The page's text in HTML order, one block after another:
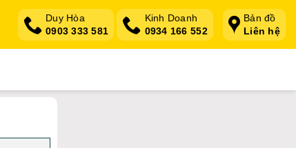
Duy Hòa
0903 333 581
Kinh Doanh
0934 166 552
Bản đồ
Liên hệ